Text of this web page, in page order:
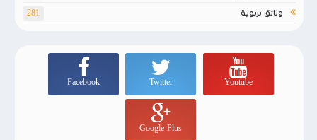
وثائق تربوية 281
Youtube
Twitter
Facebook
Google-Plus